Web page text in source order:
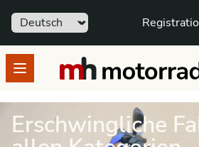
Sprache
Open menumotorradhandel.ch
Erschwingliche